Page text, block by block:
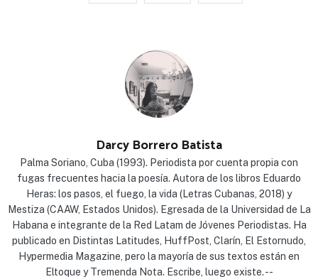
Darcy Borrero Batista
Palma Soriano, Cuba (1993). Periodista por cuenta propia con
fugas frecuentes hacia la poesía. Autora de los libros Eduardo
Heras: los pasos, el fuego, la vida (Letras Cubanas, 2018) y
Mestiza (CAAW, Estados Unidos). Egresada de la Universidad de La
Habana e integrante de la Red Latam de Jóvenes Periodistas. Ha
publicado en Distintas Latitudes, HuffPost, Clarín, El Estornudo,
Hypermedia Magazine, pero la mayoría de sus textos están en
Eltoque y Tremenda Nota. Escribe, luego existe. --